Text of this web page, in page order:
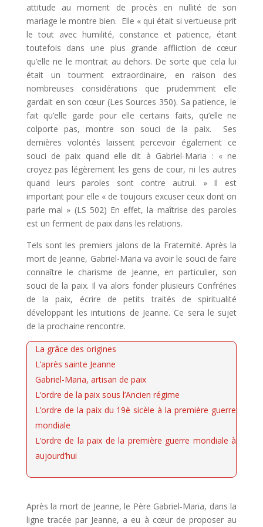
attitude au moment de procès en nullité de son
mariage le montre bien. Elle « qui était si vertueuse prit
le tout avec humilité, constance et patience, étant
toutefois dans une plus grande affliction de cœur
qu’elle ne le montrait au dehors. De sorte que cela lui
était un tourment extraordinaire, en raison des
nombreuses considérations que prudemment elle
gardait en son cœur (Les Sources 350). Sa patience, le
fait qu’elle garde pour elle certains faits, qu’elle ne
colporte pas, montre son souci de la paix. Ses
dernières volontés laissent percevoir également ce
souci de paix quand elle dit à Gabriel-Maria : « ne
croyez pas légèrement les gens de cour, ni les autres
quand leurs paroles sont contre autrui. » Il est
important pour elle « de toujours excuser ceux dont on
parle mal » (LS 502) En effet, la maîtrise des paroles
est un ferment de paix dans les relations.
Tels sont les premiers jalons de la Fraternité. Après la
mort de Jeanne, Gabriel-Maria va avoir le souci de faire
connaître le charisme de Jeanne, en particulier, son
souci de la paix. Il va alors fonder plusieurs Confréries
de la paix, écrire de petits traités de spiritualité
développant les intuitions de Jeanne. Ce sera le sujet
de la prochaine rencontre.
La grâce des origines
L’après sainte Jeanne
Gabriel-Maria, artisan de paix
L’ordre de la paix sous l’Ancien régime
L’ordre de la paix du 19è sicèle à la première guerre
mondiale
L’ordre de la paix de la première guerre mondiale à
aujourd’hui
Après la mort de Jeanne, le Père Gabriel‑Maria, dans la
ligne tracée par Jeanne, a eu à cœur de proposer au